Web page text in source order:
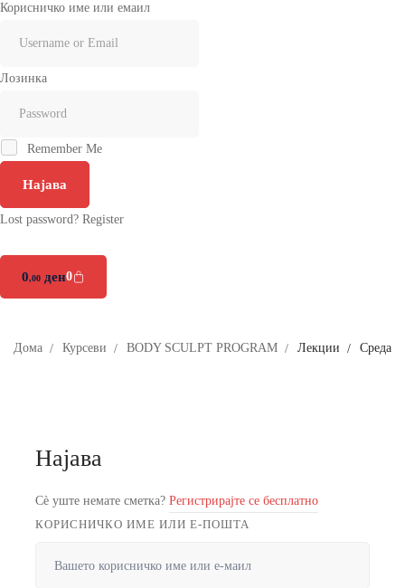
Корисничко име или емаил
Лозинка
Remember Me
Најава
Lost password? Register
0,00 ден0
Дома Курсеви BODY SCULPT PROGRAM Лекции Среда
Најава
Сè уште немате сметка? Регистрирајте се бесплатно
КОРИСНИЧКО ИМЕ ИЛИ Е-ПОШТА